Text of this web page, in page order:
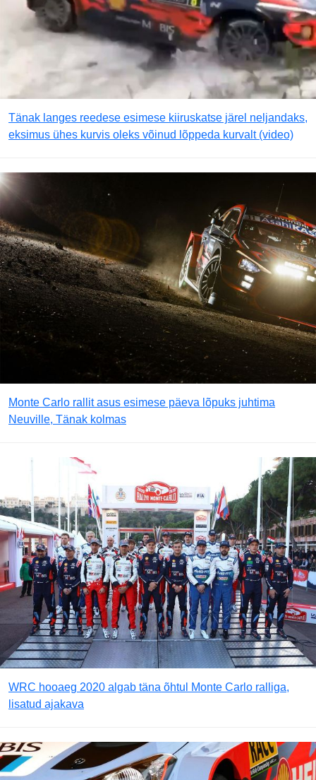
Tänak langes reedese esimese kiiruskatse järel neljandaks,
eksimus ühes kurvis oleks võinud lõppeda kurvalt (video)
Monte Carlo rallit asus esimese päeva lõpuks juhtima
Neuville, Tänak kolmas
WRC hooaeg 2020 algab täna õhtul Monte Carlo ralliga,
lisatud ajakava